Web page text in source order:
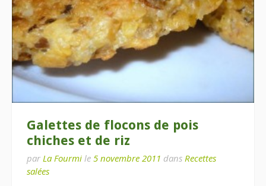
Galettes de flocons de pois
chiches et de riz
par La Fourmi le 5 novembre 2011 dans Recettes
salées